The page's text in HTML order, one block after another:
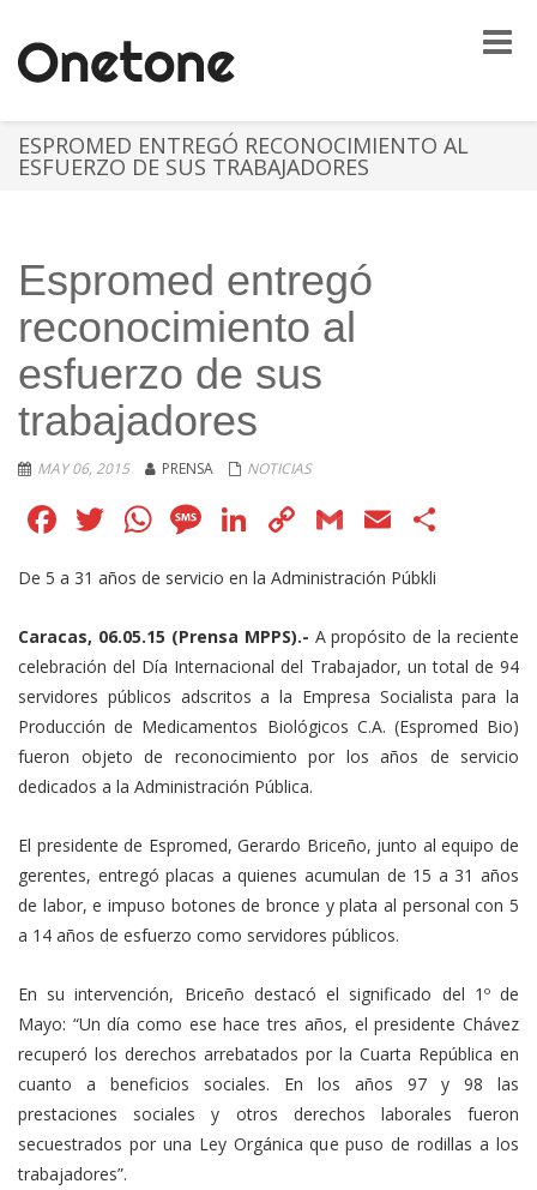
Toggle
ESPROMED ENTREGÓ RECONOCIMIENTO AL
ESFUERZO DE SUS TRABAJADORES
Espromed entregó
reconocimiento al
esfuerzo de sus
trabajadores
MAY 06, 2015 PRENSA NOTICIAS
Facebook
Twitter
WhatsApp
Message
LinkedIn
Copy
Link
GmailEmail
De 5 a 31 años de servicio en la Administración Púbkli
Caracas, 06.05.15 (Prensa MPPS).- A propósito de la reciente
celebración del Día Internacional del Trabajador, un total de 94
servidores públicos adscritos a la Empresa Socialista para la
Producción de Medicamentos Biológicos C.A. (Espromed Bio)
fueron objeto de reconocimiento por los años de servicio
dedicados a la Administración Pública.
El presidente de Espromed, Gerardo Briceño, junto al equipo de
gerentes, entregó placas a quienes acumulan de 15 a 31 años
de labor, e impuso botones de bronce y plata al personal con 5
a 14 años de esfuerzo como servidores públicos.
En su intervención, Briceño destacó el significado del 1º de
Mayo: “Un día como ese hace tres años, el presidente Chávez
recuperó los derechos arrebatados por la Cuarta República en
cuanto a beneficios sociales. En los años 97 y 98 las
prestaciones sociales y otros derechos laborales fueron
secuestrados por una Ley Orgánica que puso de rodillas a los
trabajadores”.